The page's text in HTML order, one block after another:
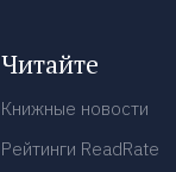
Читайте
Книжные новости
Рейтинги ReadRate